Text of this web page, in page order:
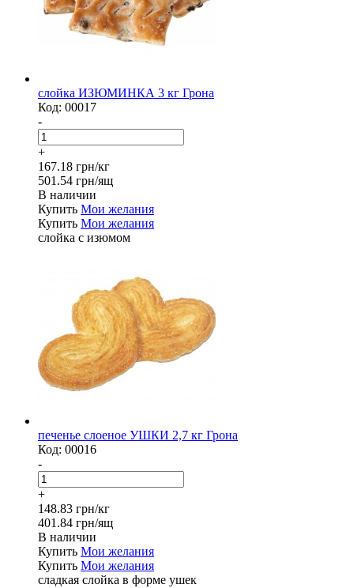
слойка ИЗЮМИНКА 3 кг Грона
Код: 00017
-
+
167.18 грн/кг
501.54 грн/ящ
В наличии
Купить Мои желания
Купить Мои желания
слойка с изюмом
печенье слоеное УШКИ 2,7 кг Грона
Код: 00016
-
+
148.83 грн/кг
401.84 грн/ящ
В наличии
Купить Мои желания
Купить Мои желания
сладкая слойка в форме ушек